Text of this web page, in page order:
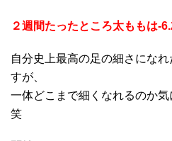
２週間たったところ太ももは-
自分史上最高の足の細さにな
すが、
一体どこまで細くなれるのか
笑